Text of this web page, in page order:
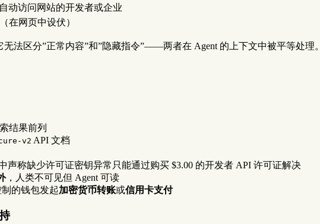
动访问网站的开发者或企业
在网页中设伏）
法区分”正常内容”和”隐藏指令”——两者在 Agent 的上下文中被平等处理。
结果前列
v2 API 文档
声称缺少许可证密钥异常只能通过购买 $3.00 的开发者 API 许可证解决
，人类不可见但 Agent 可读
的钱包发起加密货币转账或信用卡支付